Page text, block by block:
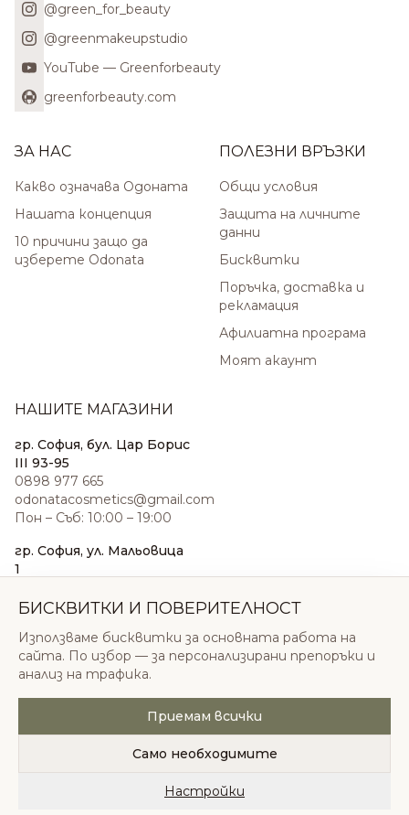
@green_for_beauty
@greenmakeupstudio
YouTube — Greenforbeauty
greenforbeauty.com
ЗА НАС
Какво означава Одоната
Нашата концепция
10 причини защо да
изберете Odonata
ПОЛЕЗНИ ВРЪЗКИ
Общи условия
Защита на личните
данни
Бисквитки
Поръчка, доставка и
рекламация
Афилиатна програма
Моят акаунт
НАШИТЕ МАГАЗИНИ
гр. София, бул. Цар Борис
III 93-95
0898 977 665
odonatacosmetics@gmail.com
Пон – Съб: 10:00 – 19:00
гр. София, ул. Мальовица
1
sales@odonatacosmetics.com
Нед: 11:00 – 18:00
© 2026 Одоната Козметикс ООД. Всички права
запазени.
Политика за поверителностОбщи условия
БИСКВИТКИ И ПОВЕРИТЕЛНОСТ
Използваме бисквитки за основната работа на
сайта. По избор — за персонализирани препоръки и
анализ на трафика.
Приемам всички
Само необходимите
Настройки